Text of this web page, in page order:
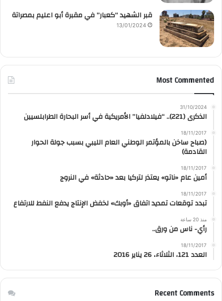
قبر الشهيد “كعبار” في مقبرة أبو اعليم بمصراتة
13/01/2024
Most Commented
31/10/2024
الذكرى (221).. “فيلادلفيا” الأمريكية في أسر البحارة الطرابلسيين
18/11/2017
(صباح ساخن بالمؤتمر الوطني العام الليبي بسبب جولة الحوار
القادمة)
18/11/2017
أمين عام «ناتو» يعتذر لتركيا بعد «حادثة» في النروج
18/11/2017
تبدد توقعات تمديد اتفاق «أوبك» لخفض الإنتاج يدفع النفط للارتفاع
منذ 20 ساعة
رأي- ناس من ورق..
18/11/2017
العدد 121، الثلاثاء، 26 يناير 2016
Recent Comments